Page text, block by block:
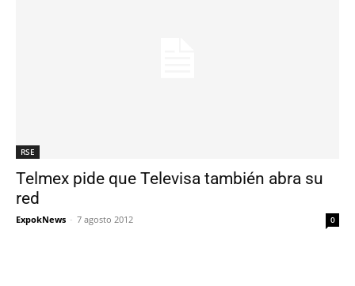
RSE
Telmex pide que Televisa también abra su
red
ExpokNews - 7 agosto 2012 0